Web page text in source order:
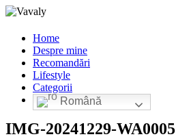
Home
Despre mine
Recomandări
Lifestyle
Categorii
Română
IMG-20241229-WA0005